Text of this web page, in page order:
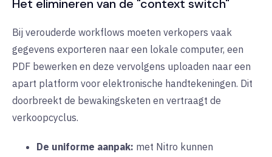
Het elimineren van de "context switch"
Bij verouderde workflows moeten verkopers vaak
gegevens exporteren naar een lokale computer, een
PDF bewerken en deze vervolgens uploaden naar een
apart platform voor elektronische handtekeningen. Dit
doorbreekt de bewakingsketen en vertraagt de
verkoopcyclus.
De uniforme aanpak: met Nitro kunnen